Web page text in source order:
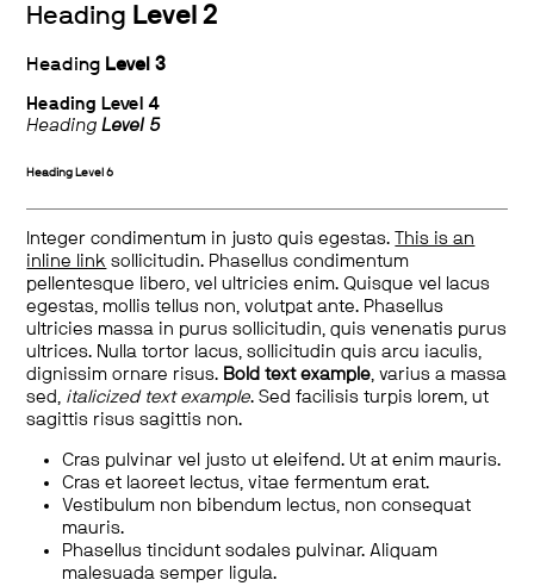
Heading Level 2
Heading Level 3
Heading Level 4
HeadingLevel 5
Heading Level 6
Integer condimentum in justo quis egestas.
This is an
inline link sollicitudin. Phasellus condimentum
pellentesque libero, vel ultricies enim. Quisque vel lacus
egestas, mollis tellus non, volutpat ante. Phasellus
ultricies massa in purus sollicitudin, quis venenatis purus
ultrices. Nulla tortor lacus, sollicitudin quis arcu iaculis,
dignissim ornare risus. Bold text example, varius a massa
sed, italicized text example. Sed facilisis turpis lorem, ut
sagittis risus sagittis non.
Cras pulvinar vel justo ut eleifend. Ut at enim mauris.
Cras et laoreet lectus, vitae fermentum erat.
Vestibulum non bibendum lectus, non consequat
mauris.
Phasellus tincidunt sodales pulvinar. Aliquam
malesuada semper ligula.